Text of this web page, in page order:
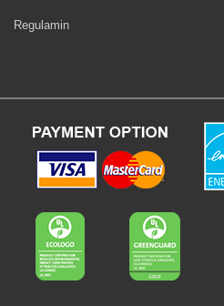
Regulamin